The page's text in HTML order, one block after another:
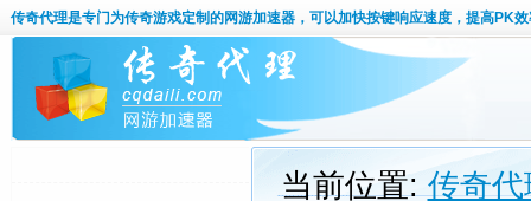
传奇代理是专门为传奇游戏定制的网游加速器，可以加快按键响应速度，提高PK效
当前位置:传奇代